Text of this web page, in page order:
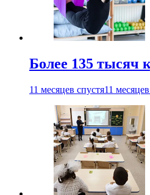
Более 135 тысяч
11 месяцев спустя11